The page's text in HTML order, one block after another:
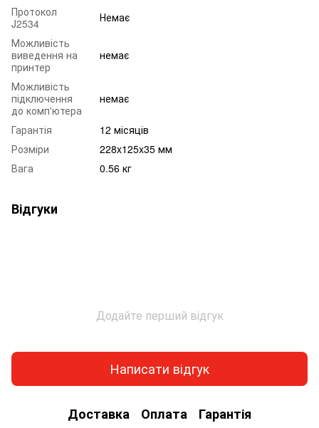
Протокол
J2534
Немає
Можливість
виведення на
принтер
немає
Можливість
підключення
до комп'ютера
немає
Гарантія
12 місяців
Розміри
228x125x35 мм
Вага
0.56 кг
Відгуки
Додайте перший відгук
Написати відгук
Доставка Оплата Гарантія